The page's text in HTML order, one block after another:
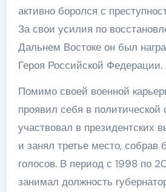
активно боролся с
За свои усилия по
Дальнем Востоке он был
Героя Российской Федерации.
Помимо своей военной
проявил себя в
участвовал в президентских
и занял третье место, собрав
голосов. В период с 1998 по
занимал должность